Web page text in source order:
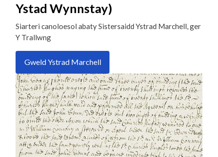
Ystad Wynnstay)
Siarteri canoloesol abaty Sistersaidd Ystrad Marchell, ger
Y Trallwng
Gweld Ystrad Marchell